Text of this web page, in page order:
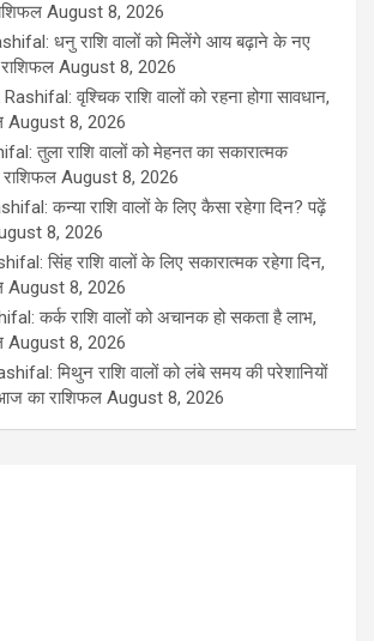
August 8, 2026
धनु राशि वालों को मिलेंगे आय बढ़ाने के नए
August 8, 2026
वृश्चिक राशि वालों को रहना होगा सावधान,
August 8, 2026
तुला राशि वालों को मेहनत का सकारात्मक
August 8, 2026
कन्या राशि वालों के लिए कैसा रहेगा दिन? पढ़ें
8, 2026
सिंह राशि वालों के लिए सकारात्मक रहेगा दिन,
August 8, 2026
कर्क राशि वालों को अचानक हो सकता है लाभ,
August 8, 2026
मिथुन राशि वालों को लंबे समय की परेशानियों
का राशिफल August 8, 2026